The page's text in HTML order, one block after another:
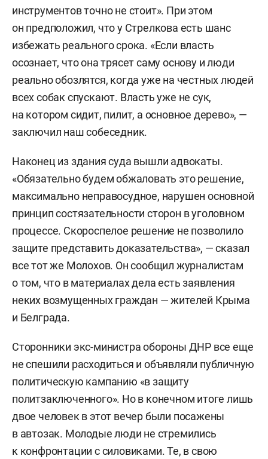
инструментов точно не стоит». При этом
он предположил, что у Стрелкова есть шанс
избежать реального срока. «Если власть
осознает, что она трясет саму основу и люди
реально обозлятся, когда уже на честных людей
всех собак спускают. Власть уже не сук,
на котором сидит, пилит, а основное дерево», —
заключил наш собеседник.
Наконец из здания суда вышли адвокаты.
«Обязательно будем обжаловать это решение,
максимально неправосудное, нарушен основной
принцип состязательности сторон в уголовном
процессе. Скороспелое решение не позволило
защите представить доказательства», — сказал
все тот же Молохов. Он сообщил журналистам
о том, что в материалах дела есть заявления
неких возмущенных граждан — жителей Крыма
и Белграда.
Сторонники экс-министра обороны ДНР все еще
не спешили расходиться и объявляли публичную
политическую кампанию «в защиту
политзаключенного». Но в конечном итоге лишь
двое человек в этот вечер были посажены
в автозак. Молодые люди не стремились
к конфронтации с силовиками. Те, в свою